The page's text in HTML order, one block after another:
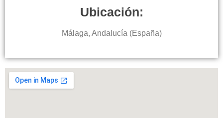
Ubicación:
Málaga, Andalucía (España)